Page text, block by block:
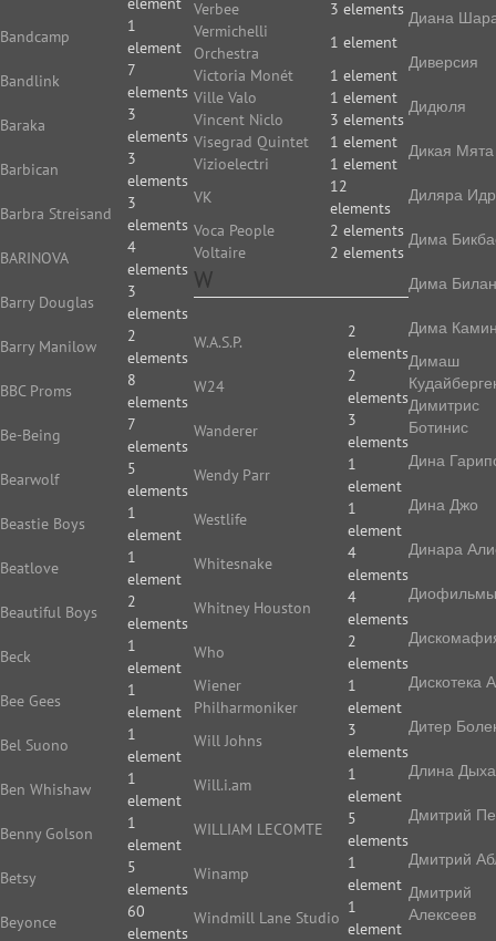
Bandcamp
1
element
Bandlink
7
elements
Baraka
3
elements
Barbican
3
elements
Barbra Streisand
3
elements
BARINOVA
4
elements
Barry Douglas
3
elements
Barry Manilow
2
elements
BBC Proms
8
elements
Be-Being
7
elements
Bearwolf
5
elements
Beastie Boys
1
element
Beatlove
1
element
Beautiful Boys
2
elements
Beck
1
element
Bee Gees
1
element
Bel Suono
1
element
Ben Whishaw
1
element
Benny Golson
1
element
Betsy
5
elements
Beyonce
60
elements
Verbee
3 elements
Vermichelli
Orchestra
1 element
Victoria Monét
1 element
Ville Valo
1 element
Vincent Niclo
3 elements
Visegrad Quintet
1 element
Vizioelectri
1 element
VK
12
elements
Voca People
2 elements
Voltaire
2 elements
W
W.A.S.P.
2
elements
W24
2
elements
Wanderer
3
elements
Wendy Parr
1
element
Westlife
1
element
Whitesnake
4
elements
Whitney Houston
4
elements
Who
2
elements
Wiener
Philharmoniker
1
element
Will Johns
3
elements
Will.i.am
1
element
WILLIAM LECOMTE
5
elements
Winamp
1
element
Windmill Lane Studio
1
element
Диана
Диверсия
Дидюля
Дикая Мята
Диляра
Дима
Дима Билан
Дима
Димаш
Димитрис
Ботинис
Дина
Дина Джо
Динара
Диофильмы
Дискотека
Дитер
Длина
Дмитрий
Дмитрий
Дмитрий
Алексеев